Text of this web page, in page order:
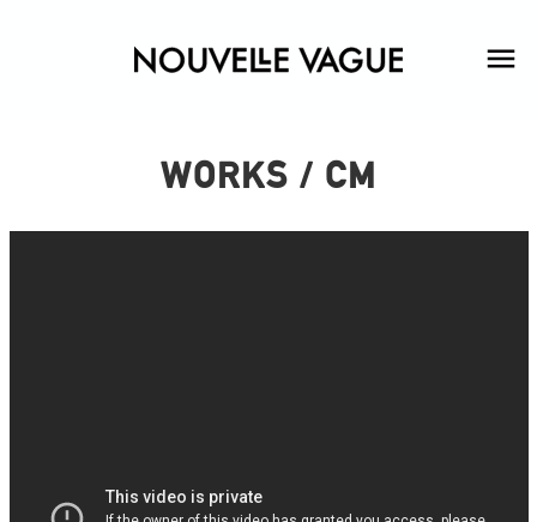
WORKS / CM